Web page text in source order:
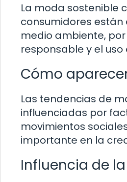
La moda sostenible
consumidores
medio ambiente,
responsable y el
Cómo
Las tendencias de
influenciadas por
movimientos
importante en la
Influencia de